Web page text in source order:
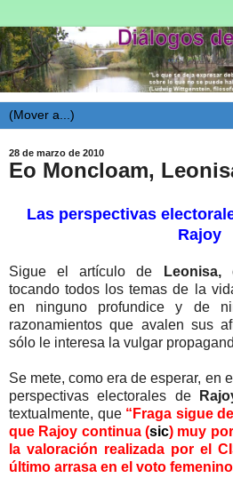
28 de marzo de 2010
Eo Moncloam,
Las perspectivas
Rajoy
Sigue el artículo de Leonisa,
tocando todos los temas de la
en ninguno profundice y de
razonamientos que avalen sus
sólo le interesa la vulgar
Se mete, como era de esperar, en
perspectivas electorales de
textualmente, que “Fraga sigue
que Rajoy continua (sic) muy
la valoración realizada por el
último arrasa en el voto